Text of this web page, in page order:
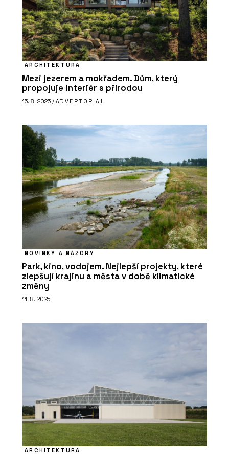
ARCHITEKTURA
Mezi jezerem a mokřadem. Dům, který
propojuje interiér s přírodou
15. 8. 2025 / ADVERTORIAL
NOVINKY A NÁZORY
Park, kino, vodojem. Nejlepší projekty, které
zlepšují krajinu a města v době klimatické
změny
11. 8. 2025
ARCHITEKTURA